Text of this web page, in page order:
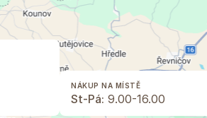
NÁKUP NA MÍSTĚ
St-Pá: 9.00-16.00